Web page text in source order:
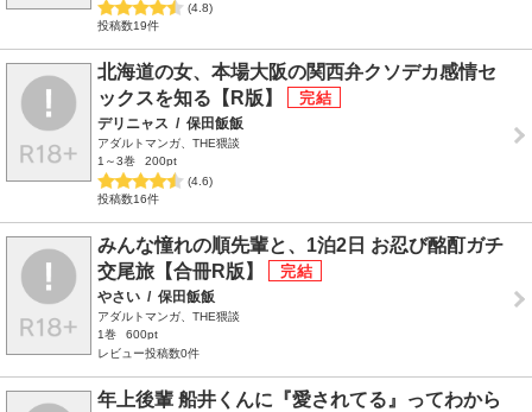
(4.8)
投稿数19件
北海道の女、本場大阪の関西弁クソデカ感情セ
ックスを知る【R版】
デリニャス / 保田飯飯
アダルトマンガ、THE猥談
1～3巻
200pt
(4.6)
投稿数16件
みんな憧れの順先輩と、1泊2日 お忍び酩酊ガチ
交尾旅【合冊R版】
やさい / 保田飯飯
アダルトマンガ、THE猥談
1巻
600pt
レビュー投稿数0件
年上後輩 船井くんに『愛されてる』ってわから